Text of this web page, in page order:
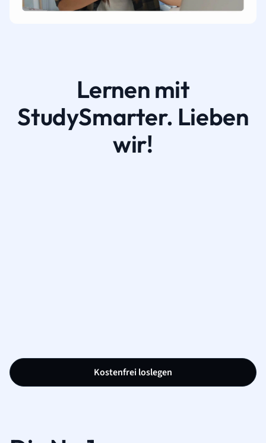
Lernen mit
StudySmarter. Lieben
wir!
Kostenfrei loslegen